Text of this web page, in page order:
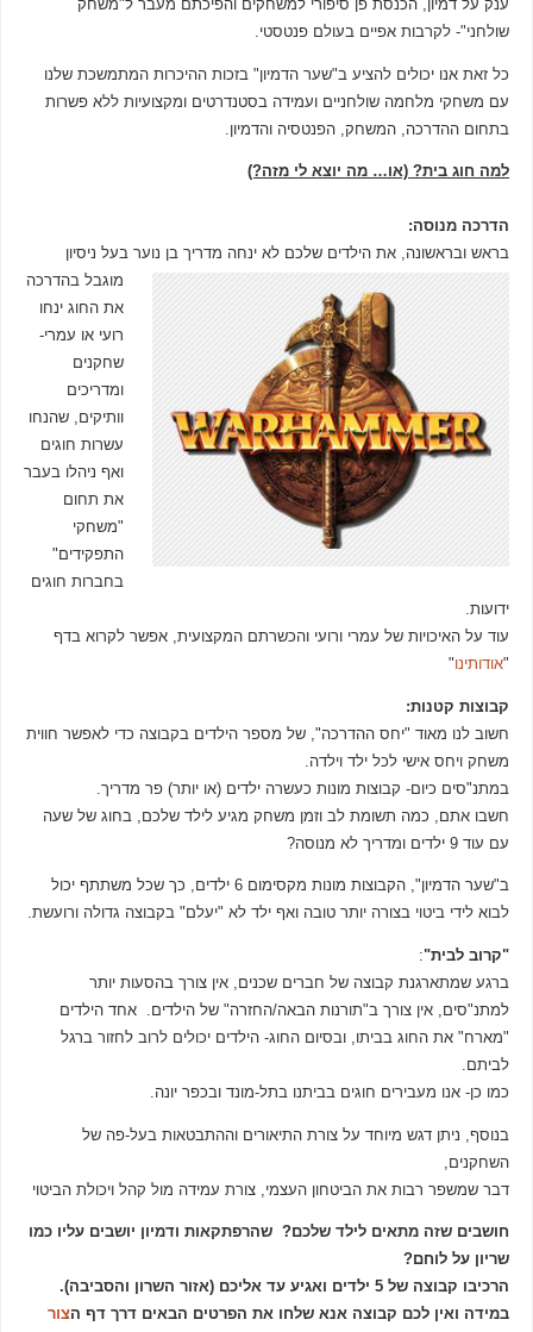
ענק על דמיון, הכנסת פן סיפורי למשחקים והפיכתם מעבר ל"משחק
שולחני"- לקרבות אפיים בעולם פנטסטי.
כל זאת אנו יכולים להציע ב"שער הדמיון" בזכות ההיכרות המתמשכת שלנו
עם משחקי מלחמה שולחניים ועמידה בסטנדרטים ומקצועיות ללא פשרות
בתחום ההדרכה, המשחק, הפנטסיה והדמיון.
למה חוג בית? (או… מה יוצא לי מזה?)
הדרכה מנוסה:
בראש ובראשונה, את הילדים שלכם לא ינחה מדריך בן נוער בעל ניסיון
מוגבל בהדרכה
את החוג ינחו
רועי או עמרי-
שחקנים
ומדריכים
וותיקים, שהנחו
עשרות חוגים
ואף ניהלו בעבר
את תחום
"משחקי
התפקידים"
בחברות חוגים
ידועות.
עוד על האיכויות של עמרי ורועי והכשרתם המקצועית, אפשר לקרוא בדף
"אודותינו"
קבוצות קטנות:
חשוב לנו מאוד "יחס ההדרכה", של מספר הילדים בקבוצה כדי לאפשר חווית
משחק ויחס אישי לכל ילד וילדה.
במתנ"סים כיום- קבוצות מונות כעשרה ילדים (או יותר) פר מדריך.
חשבו אתם, כמה תשומת לב וזמן משחק מגיע לילד שלכם, בחוג של שעה
עם עוד 9 ילדים ומדריך לא מנוסה?
ב"שער הדמיון", הקבוצות מונות מקסימום 6 ילדים, כך שכל משתתף יכול
לבוא לידי ביטוי בצורה יותר טובה ואף ילד לא "יעלם" בקבוצה גדולה ורועשת.
"קרוב לבית"
:
ברגע שמתארגנת קבוצה של חברים שכנים, אין צורך בהסעות יותר
למתנ"סים, אין צורך ב"תורנות הבאה/החזרה" של הילדים. אחד הילדים
"מארח" את החוג בביתו, ובסיום החוג- הילדים יכולים לרוב לחזור ברגל
לביתם.
כמו כן- אנו מעבירים חוגים בביתנו בתל-מונד ובכפר יונה.
בנוסף, ניתן דגש מיוחד על צורת התיאורים וההתבטאות בעל-פה של
השחקנים,
דבר שמשפר רבות את הביטחון העצמי, צורת עמידה מול קהל ויכולת הביטוי
חושבים שזה מתאים לילד שלכם? שהרפתקאות ודמיון יושבים עליו כמו
שריון על לוחם?
הרכיבו קבוצה של 5 ילדים ואגיע עד אליכם (אזור השרון והסביבה).
במידה ואין לכם קבוצה אנא שלחו את הפרטים הבאים דרך דף הצור